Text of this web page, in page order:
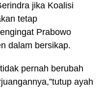
jika Koalisi
tetap
Prabowo
dalam bersikap.
pernah berubah
ayah